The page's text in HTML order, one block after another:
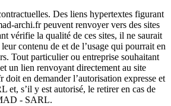
Des liens hypertextes figurant
archi.fr peuvent renvoyer vers des sites
vérifie la qualité de ces sites, il ne saurait
contenu de et de l’usage qui pourrait en
Tout particulier ou entreprise souhaitant
un lien renvoyant directement au site
en demander l’autorisation expresse et
et, s’il y est autorisé, le retirer en cas de
- SARL.